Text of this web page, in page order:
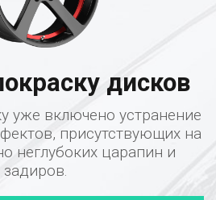
дисков
уже включено устранение
присутствующих на
неглубоких царапин и
задиров.